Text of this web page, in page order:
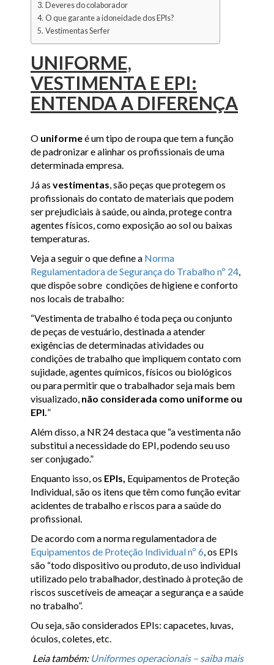
Deveres do colaborador
O que garante a idoneidade dos EPIs?
Vestimentas Serfer
UNIFORME,
VESTIMENTA E EPI:
ENTENDA A DIFERENÇA
O uniformeé um tipo de roupa que tem a função
de padronizar e alinhar os profissionais de uma
determinada empresa.
Já as vestimentas, são peças que protegem os
profissionais do contato de materiais que podem
ser prejudiciais à saúde, ou ainda, protege contra
agentes físicos, como exposição ao sol ou baixas
temperaturas.
Veja a seguir o que define a Norma
Regulamentadora de Segurança do Trabalho nº 24,
que dispõe sobre condições de higiene e conforto
nos locais de trabalho:
“Vestimenta de trabalho é toda peça ou conjunto
de peças de vestuário, destinada a atender
exigências de determinadas atividades ou
condições de trabalho que impliquem contato com
sujidade, agentes químicos, físicos ou biológicos
ou para permitir que o trabalhador seja mais bem
visualizado, não considerada como uniforme ou
EPI.”
Além disso, a NR 24 destaca que “a vestimenta não
substitui a necessidade do EPI, podendo seu uso
ser conjugado.”
Enquanto isso, os EPIs, Equipamentos de Proteção
Individual, são os itens que têm como função evitar
acidentes de trabalho e riscos para a saúde do
profissional.
De acordo com a norma regulamentadora de
Equipamentos de Proteção Individual nº 6, os EPIs
são “todo dispositivo ou produto, de uso individual
utilizado pelo trabalhador, destinado à proteção de
riscos suscetíveis de ameaçar a segurança e a saúde
no trabalho”.
Ou seja, são considerados EPIs: capacetes, luvas,
óculos, coletes, etc.
Leia também: Uniformes operacionais – saiba mais